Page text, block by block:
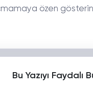
özen
Bu Yazıyı Faydalı